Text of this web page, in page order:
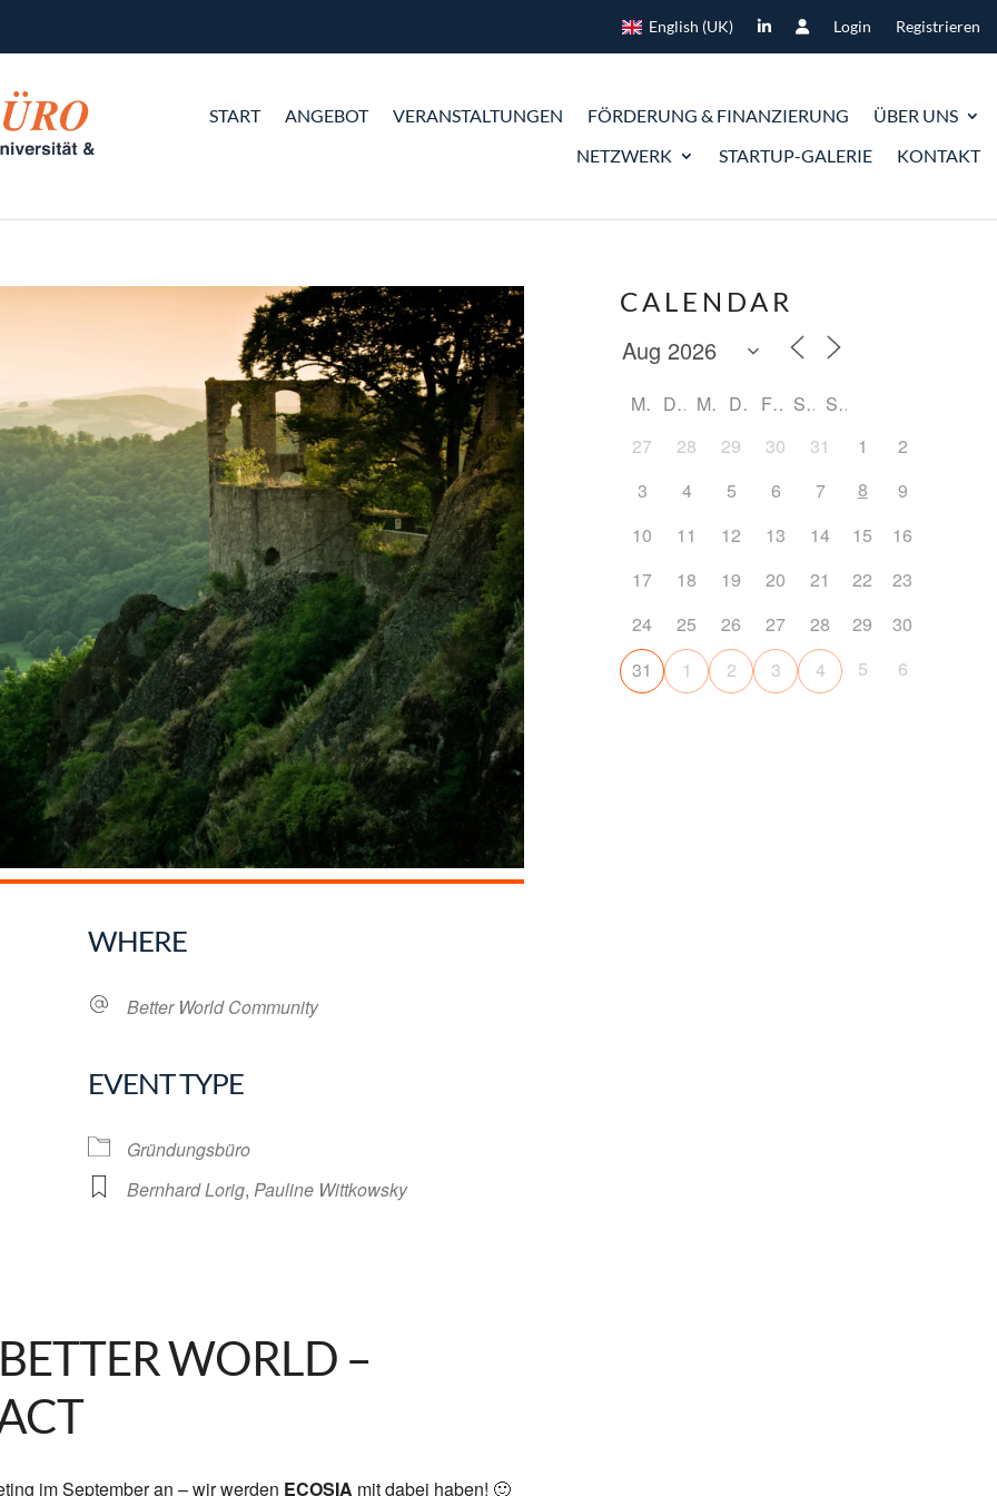
English (UK) Login Registrieren
START ANGEBOT VERANSTALTUNGEN FÖRDERUNG & FINANZIERUNG
ÜBER UNS
NETZWERK
STARTUP-GALERIE KONTAKT
iCalendar
WHERE
Better World Community
EVENT TYPE
Gründungsbüro
Bernhard Lorig, Pauline Wittkowsky
WORLD –
im September an – wir werden ECOSIA mit dabei haben! 🙂
CALENDAR
M D M D F S
S
27
28 29 30 31 1
2
3
4 5 6 7 8
9
10
11 12 13 14 15
16
17
18 19 20 21 22
23
24
25 26 27 28 29
30
31
1 2 3 4 5 6